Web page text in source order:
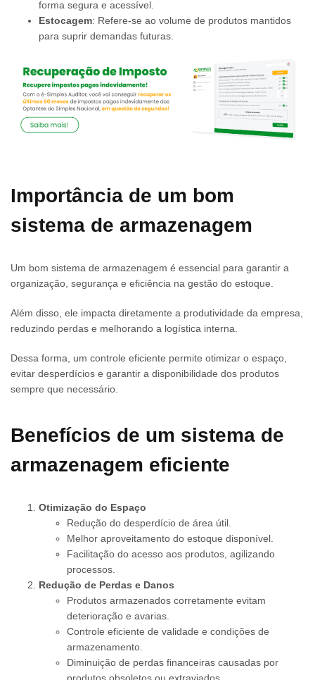
forma segura e acessível.
Estocagem: Refere-se ao volume de produtos mantidos
para suprir demandas futuras.
Importância de um bom
sistema de armazenagem
Um bom sistema de armazenagem é essencial para garantir a
organização, segurança e eficiência na gestão do estoque.
Além disso, ele impacta diretamente a produtividade da empresa,
reduzindo perdas e melhorando a logística interna.
Dessa forma, um controle eficiente permite otimizar o espaço,
evitar desperdícios e garantir a disponibilidade dos produtos
sempre que necessário.
Benefícios de um sistema de
armazenagem eficiente
Otimização do Espaço
Redução do desperdício de área útil.
Melhor aproveitamento do estoque disponível.
Facilitação do acesso aos produtos, agilizando
processos.
Redução de Perdas e Danos
Produtos armazenados corretamente evitam
deterioração e avarias.
Controle eficiente de validade e condições de
armazenamento.
Diminuição de perdas financeiras causadas por